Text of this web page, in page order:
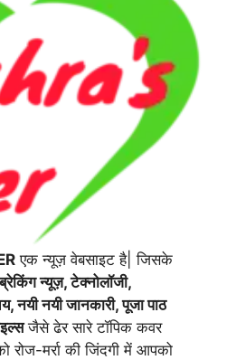
एक न्यूज़ वेबसाइट है| जिसके
ब्रेकिंग न्यूज़, टेक्नोलॉजी,
नयी नयी जानकारी, पूजा पाठ
जैसे ढेर सारे टॉपिक कवर
मर्रा की जिंदगी में आपको